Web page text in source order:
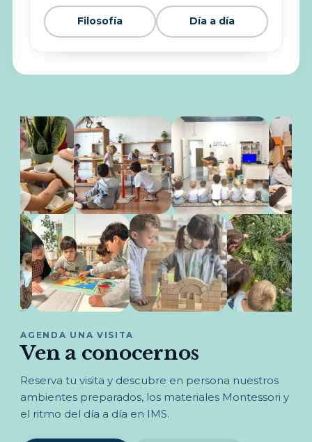
Filosofía Día a día
AGENDA UNA VISITA
Ven a conocernos
Reserva tu visita y descubre en persona nuestros
ambientes preparados, los materiales Montessori y
el ritmo del día a día en IMS.